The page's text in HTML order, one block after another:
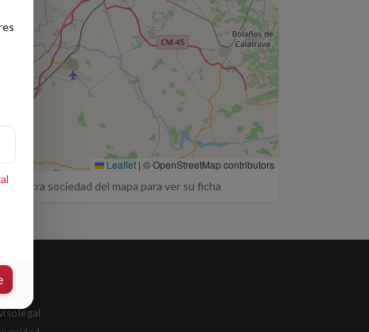
Leaflet | © OpenStreetMap contributors
otra sociedad del mapa para ver su ficha
legal